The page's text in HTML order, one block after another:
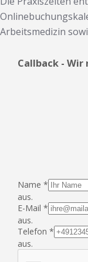
Arbeitsmedizin
Callback -
Name *
aus.
E-Mail *
aus.
Telefon *
aus.